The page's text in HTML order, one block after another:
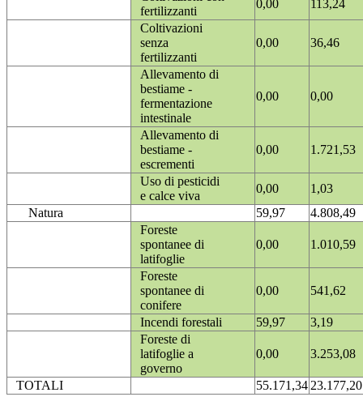
fertilizzanti
0,00
113,24
Coltivazioni
senza
fertilizzanti
0,00 36,46
Allevamento di
bestiame -
fermentazione
intestinale
0,00 0,00
Allevamento di
bestiame -
escrementi
0,00 1.721,53
Uso di pesticidi
e calce viva
0,00
1,03
Natura
59,97
4.808,49
Foreste
spontanee di
latifoglie
0,00 1.010,59
Foreste
spontanee di
conifere
0,00 541,62
Incendi forestali 59,97
3,19
Foreste di
latifoglie a
governo
0,00 3.253,08
TOTALI 55.171,3423.177,20